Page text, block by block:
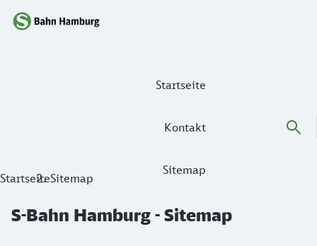
Startseite
Kontakt
Sitemap
Hauptnavigation
S-Bahn Hamburg - Sitemap
StartseiteSitemap
S-Bahn Hamburg - Sitemap